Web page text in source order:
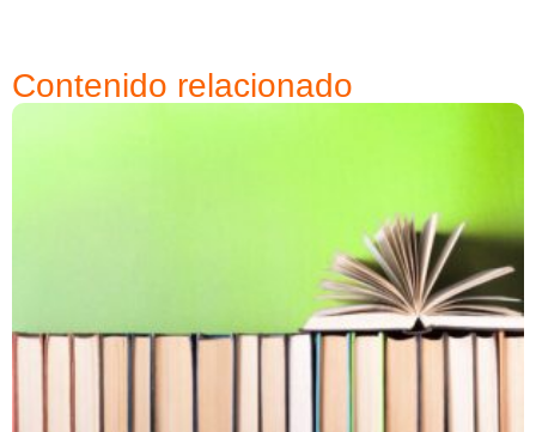
Contenido relacionado